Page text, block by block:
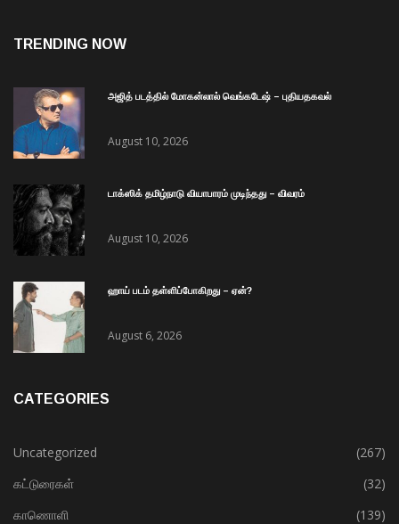
TRENDING NOW
அஜித் படத்தில் மோகன்லால் வெங்கடேஷ் – புதியதகவல்
August 10, 2026
டாக்ஸிக் தமிழ்நாடு வியாபாரம் முடிந்தது – விவரம்
August 10, 2026
ஹாய் படம் தள்ளிப்போகிறது – ஏன்?
August 6, 2026
CATEGORIES
Uncategorized
(267)
கட்டுரைகள்
(32)
காணொளி
(139)